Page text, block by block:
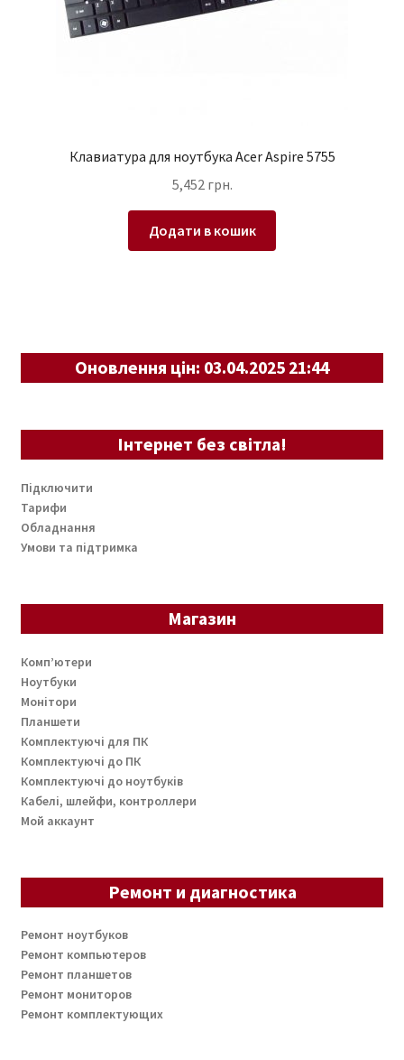
Клавиатура для ноутбука Acer Aspire 5755
5,452 грн.
Додати в кошик
Оновлення цін: 03.04.2025 21:44
Інтернет без світла!
Підключити
Тарифи
Обладнання
Умови та підтримка
Магазин
Комп’ютери
Ноутбуки
Монітори
Планшети
Комплектуючі для ПК
Комплектуючі до ПК
Комплектуючі до ноутбуків
Кабелі, шлейфи, контроллери
Мой аккаунт
Ремонт и диагностика
Ремонт ноутбуков
Ремонт компьютеров
Ремонт планшетов
Ремонт мониторов
Ремонт комплектующих